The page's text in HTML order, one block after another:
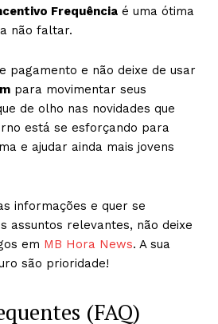
Frequência é uma ótima
não faltar.
pagamento e não deixe de usar
para movimentar seus
de olho nas novidades que
está se esforçando para
e ajudar ainda mais jovens
informações e quer se
assuntos relevantes, não deixe
em MB Hora News. A sua
são prioridade!
(FAQ)